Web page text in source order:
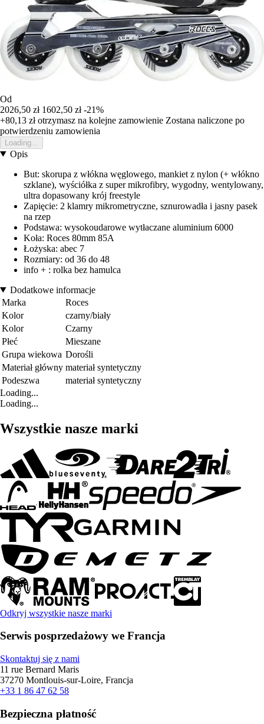
Od
2026,50 zł 1602,50 zł -21%
+80,13 złotrzymasz na kolejne zamowienie Zostana naliczone po
potwierdzeniu zamowienia
Loading...
Opis
But: skorupa z włókna węglowego, mankiet z nylon (+ włókno
szklane), wyściółka z super mikrofibry, wygodny, wentylowany,
ultra dopasowany krój freestyle
Zapięcie: 2 klamry mikrometryczne, sznurowadła i jasny pasek
na rzep
Podstawa: wysokoudarowe wytłaczane aluminium 6000
Koła: Roces 80mm 85A
Łożyska: abec 7
Rozmiary: od 36 do 48
info + : rolka bez hamulca
Dodatkowe informacje
Marka
Roces
Kolor
czarny/biały
Kolor
Czarny
Płeć
Mieszane
Grupa wiekowa Dorośli
Materiał główny materiał syntetyczny
Podeszwa
materiał syntetyczny
Loading...
Loading...
Wszystkie nasze marki
Odkryj wszystkie nasze marki
Serwis posprzedażowy we Francja
Skontaktuj się z nami
11 rue Bernard Maris
37270 Montlouis-sur-Loire, Francja
+33 1 86 47 62 58
Bezpieczna płatność